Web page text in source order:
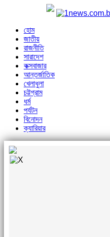
হোম
জাতীয়
রাজনীতি
সারাদেশ
কক্সবাজার
আন্তর্জাতিক
খেলাধুলা
চট্টগ্রাম
ধর্ম
পর্যটন
বিনোদন
ক্যারিয়ার